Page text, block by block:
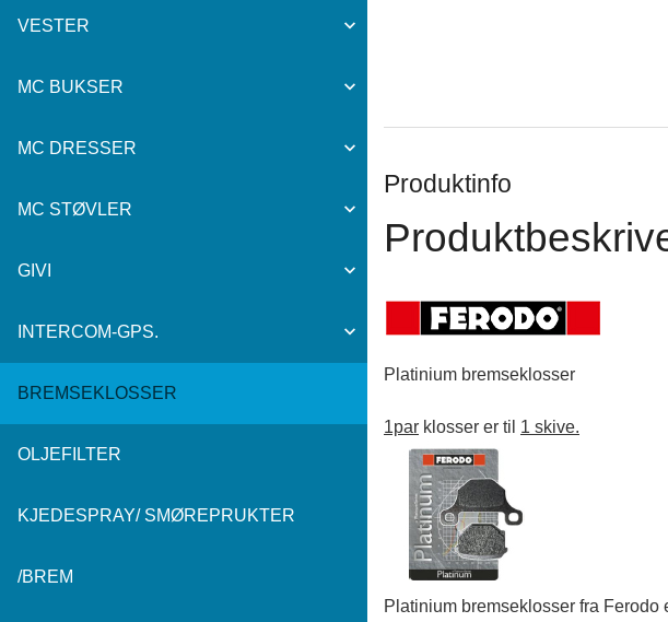
VESTER
MC BUKSER
MC DRESSER
MC STØVLER
GIVI
INTERCOM-GPS.
BREMSEKLOSSER
OLJEFILTER
KJEDESPRAY/ SMØREPRUKTER
/BREM
Produktinfo
Platinium bremseklosser
1par klosser er til 1 skive.
Platinium bremseklosser fra